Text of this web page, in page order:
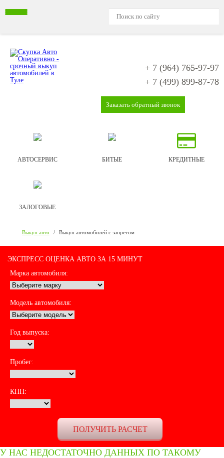
+ 7 (964) 765-97-97
+ 7 (499) 899-87-78
Заказать обратный звонок
АВТОСЕРВИС БИТЫЕ КРЕДИТНЫЕ
ЗАЛОГОВЫЕ
Выкуп авто / Выкуп автомобилей с запретом
ЭКСПРЕСС ОЦЕНКА АВТО ЗА 15 МИНУТ
Марка автомобиля:
Модель автомобиля:
Год выпуска:
Пробег:
КПП:
У НАС НЕДОСТАТОЧНО ДАННЫХ ПО ТАКОМУ